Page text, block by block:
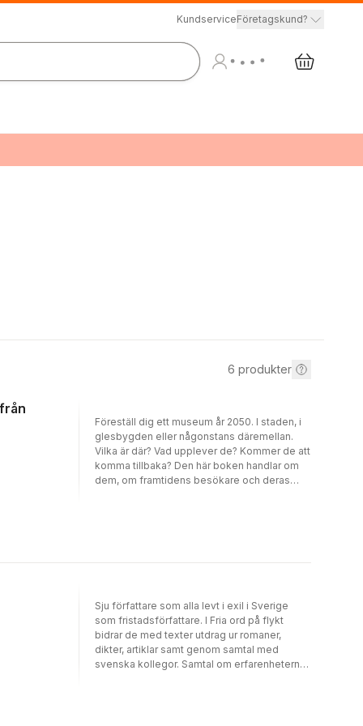
KundserviceFöretagskund?
6 produkter
Föreställ dig ett museum år 2050. I staden, i
glesbygden eller någonstans däremellan.
Vilka är där? Vad upplever de? Kommer de att
komma tillbaka? Den här boken handlar om
dem, om framtidens besökare och deras
minnas historien och öppna dörrar mot
framtiden har potential att spela en central
roll genom de kommande decenniernas
samhällsförändringar. Att sjunga
långsiktighetens och minnets lov, och
Sju författare som alla levt i exil i Sverige
som fristadsförfattare. I Fria ord på flykt
bidrar de med texter utdrag ur romaner,
dikter, artiklar samt genom samtal med
svenska kollegor. Samtal om erfarenheterna,